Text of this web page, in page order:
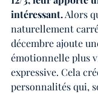
intéressant. Alors
naturellement
décembre ajoute
émotionnelle plus
expressive. Cela
personnalités qui,